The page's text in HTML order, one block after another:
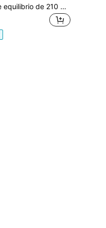
U'King Barra de equilibrio de 210 x 10 x 5,5 cm, barra de gimnasia plegable, barra de cuero/franela, barra de gimnasia, interior y exterior, equipo de gimnasia con base de goma antideslizante para juegos familiares, entrenamiento de gimnasia, fitness corporal